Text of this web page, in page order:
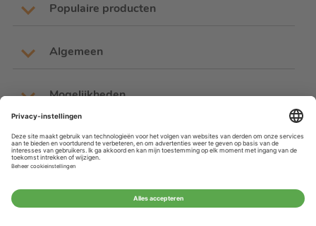
Populaire producten
Algemeen
Mogelijkheden
Mijn account